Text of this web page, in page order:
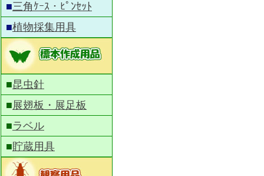
■三角ｹｰｽ・ﾋﾟﾝｾｯﾄ
■植物採集用具
■昆虫針
■展翅板・展足板
■ラベル
■貯蔵用具